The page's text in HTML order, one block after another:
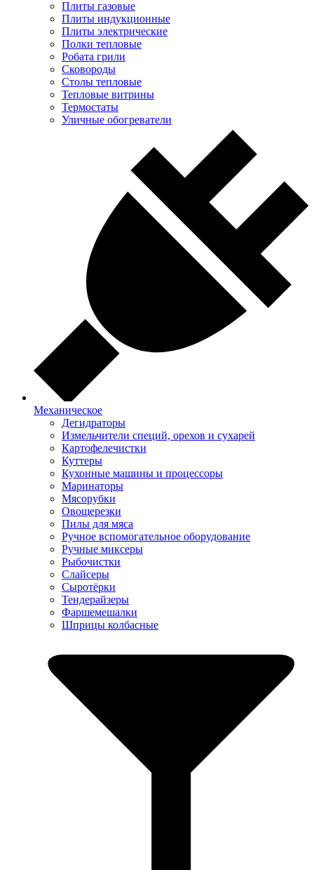
Плиты газовые
Плиты индукционные
Плиты электрические
Полки тепловые
Робата грили
Сковороды
Столы тепловые
Тепловые витрины
Термостаты
Уличные обогреватели
Механическое
Дегидраторы
Измельчители специй, орехов и сухарей
Картофелечистки
Куттеры
Кухонные машины и процессоры
Маринаторы
Мясорубки
Овощерезки
Пилы для мяса
Ручное вспомогательное оборудование
Ручные миксеры
Рыбочистки
Слайсеры
Сыротёрки
Тендерайзеры
Фаршемешалки
Шприцы колбасные